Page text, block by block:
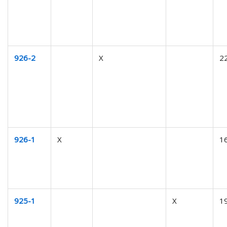
926-2 X
926-1 X
925-1 X